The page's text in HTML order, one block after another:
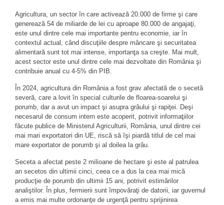
Agricultura, un sector în care activează 20.000 de firme şi care
generează 54 de miliarde de lei cu aproape 80.000 de angajaţi,
este unul dintre cele mai importante pentru economie, iar în
contextul actual, când discuţiile despre mâncare şi securitatea
alimentară sunt tot mai intense, importanţa sa creşte. Mai mult,
acest sector este unul dintre cele mai dezvoltate din România şi
contribuie anual cu 4-5% din PIB.
În 2024, agricultura din România a fost grav afectată de o secetă
severă, care a lovit în special culturile de floarea-soarelui şi
porumb, dar a avut un impact şi asupra grâului şi rapiţei. Deşi
necesarul de consum intern este acoperit, potrivit informaţiilor
făcute publice de Ministerul Agriculturii, România, unul dintre cei
mai mari exportatori din UE, riscă să îşi piardă titlul de cel mai
mare exportator de porumb şi al doilea la grâu.
Seceta a afectat peste 2 milioane de hectare şi este al patrulea
an secetos din ultimii cinci, ceea ce a dus la cea mai mică
producţie de porumb din ultimii 15 ani, potrivit estimărilor
analiştilor. În plus, fermierii sunt împovăraţi de datorii, iar guvernul
a emis mai multe ordonanţe de urgenţă pentru sprijinirea